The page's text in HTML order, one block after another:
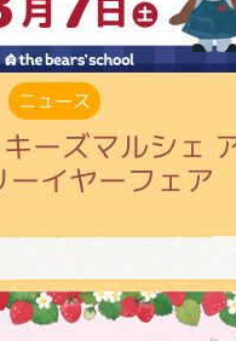
ニュース
ーズマルシェ
ーイヤーフェア
インフォメーシ
ジカル・コンサ
しみコンテンツ